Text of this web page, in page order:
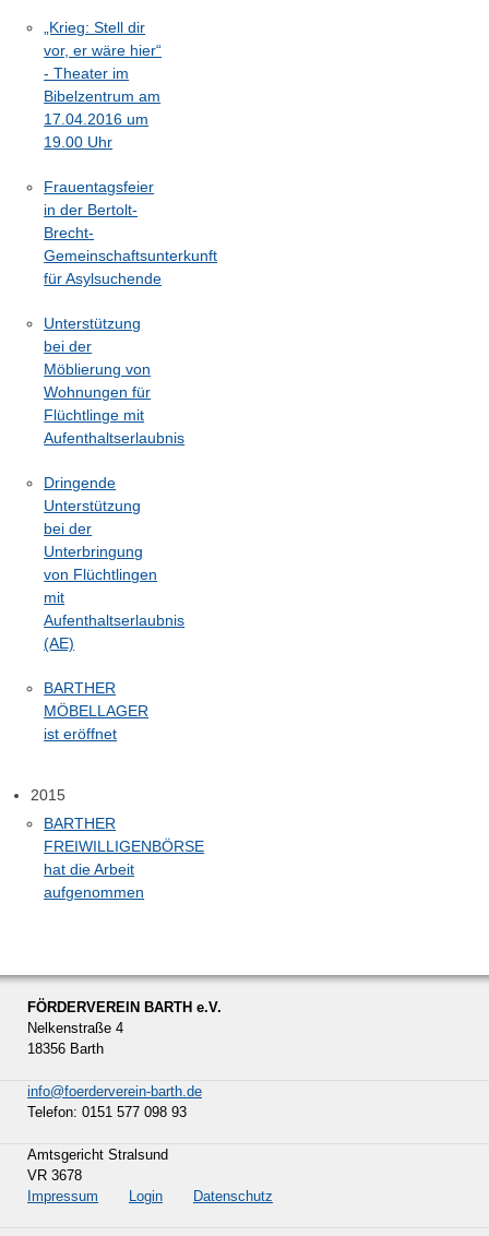
„Krieg: Stell dir
vor, er wäre hier“
- Theater im
Bibelzentrum am
17.04.2016 um
19.00 Uhr
Frauentagsfeier
in der Bertolt-
Brecht-
Gemeinschaftsunterkunft
für Asylsuchende
Unterstützung
bei der
Möblierung von
Wohnungen für
Flüchtlinge mit
Aufenthaltserlaubnis
Dringende
Unterstützung
bei der
Unterbringung
von Flüchtlingen
mit
Aufenthaltserlaubnis
(AE)
BARTHER
MÖBELLAGER
ist eröffnet
2015
BARTHER
FREIWILLIGENBÖRSE
hat die Arbeit
aufgenommen
FÖRDERVEREIN BARTH e.V.
Nelkenstraße 4
18356 Barth
info@foerderverein-barth.de
Telefon: 0151 577 098 93
Amtsgericht Stralsund
VR 3678
Impressum
Login Datenschutz